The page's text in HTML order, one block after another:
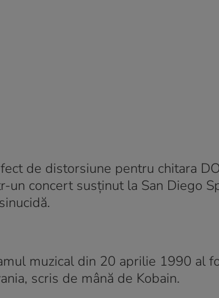
de distorsiune pentru chitara
concert susţinut la San Diego
muzical din 20 aprilie 1990 al
scris de mână de Kobain.